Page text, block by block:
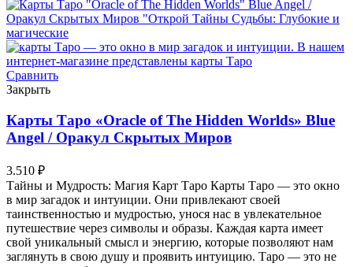
Сравнить
Закрыть
Карты Таро «Oracle of The Hidden Worlds» Blue
Angel / Оракул Скрытых Миров
3.510 ₽
Тайны и Мудрость: Магия Карт Таро Карты Таро — это окно
в мир загадок и интуиции. Они привлекают своей
таинственностью и мудростью, унося нас в увлекательное
путешествие через символы и образы. Каждая карта имеет
свой уникальный смысл и энергию, которые позволяют нам
заглянуть в свою душу и проявить интуицию. Таро — это не